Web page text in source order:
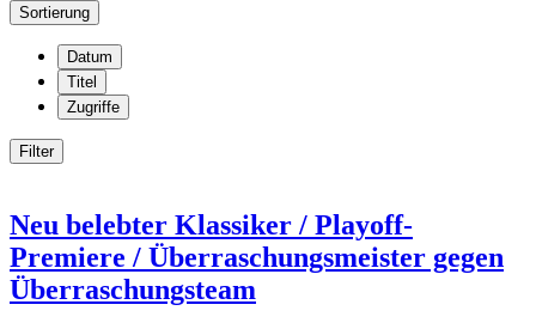
Sortierung
Datum
Titel
Zugriffe
Filter
Neu belebter Klassiker / Playoff-
Premiere / Überraschungsmeister gegen
Überraschungsteam